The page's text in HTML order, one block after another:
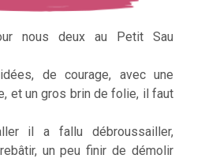
nous deux au Petit Sau
de courage, avec une
et un gros brin de folie, il faut
il a fallu débroussailler,
un peu finir de démolir